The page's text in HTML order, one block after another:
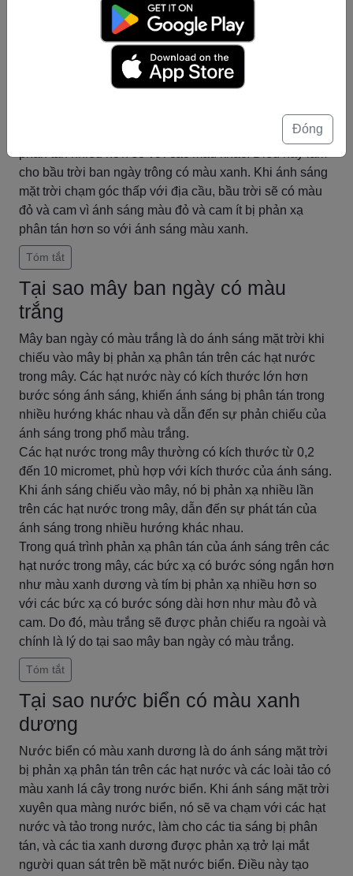
Bầu trời ban ngày có màu xanh là do cơ chế phản xạ
phân tán của ánh sáng trên các hạt khí trong khí quyển.
Ánh sáng mặt trời khi đi qua khí quyển sẽ bị phân tán và
quyển có kích thước nhỏ hơn bước sóng của ánh sáng
màu xanh, do đó ánh sáng màu xanh sẽ bị phản xạ
cho bầu trời ban ngày trông có màu xanh. Khi ánh sáng
mặt trời chạm góc thấp với địa cầu, bầu trời sẽ có màu
đỏ và cam vì ánh sáng màu đỏ và cam ít bị phản xạ
phân tán hơn so với ánh sáng màu xanh.
Tóm tắt
Tại sao mây ban ngày có màu
trắng
Mây ban ngày có màu trắng là do ánh sáng mặt trời khi
chiếu vào mây bị phản xạ phân tán trên các hạt nước
trong mây. Các hạt nước này có kích thước lớn hơn
bước sóng ánh sáng, khiến ánh sáng bị phân tán trong
nhiều hướng khác nhau và dẫn đến sự phản chiếu của
ánh sáng trong phổ màu trắng.
Các hạt nước trong mây thường có kích thước từ 0,2
đến 10 micromet, phù hợp với kích thước của ánh sáng.
Khi ánh sáng chiếu vào mây, nó bị phản xạ nhiều lần
trên các hạt nước trong mây, dẫn đến sự phát tán của
ánh sáng trong nhiều hướng khác nhau.
Trong quá trình phản xạ phân tán của ánh sáng trên các
hạt nước trong mây, các bức xạ có bước sóng ngắn hơn
như màu xanh dương và tím bị phản xạ nhiều hơn so
với các bức xạ có bước sóng dài hơn như màu đỏ và
cam. Do đó, màu trắng sẽ được phản chiếu ra ngoài và
chính là lý do tại sao mây ban ngày có màu trắng.
Tóm tắt
Tại sao nước biển có màu xanh
dương
Nước biển có màu xanh dương là do ánh sáng mặt trời
bị phản xạ phân tán trên các hạt nước và các loài tảo có
màu xanh lá cây trong nước biển. Khi ánh sáng mặt trời
xuyên qua màng nước biển, nó sẽ va chạm với các hạt
nước và tảo trong nước, làm cho các tia sáng bị phân
tán, và các tia xanh dương được phản xạ trở lại mắt
người quan sát trên bề mặt nước biển. Điều này tạo
Đóng